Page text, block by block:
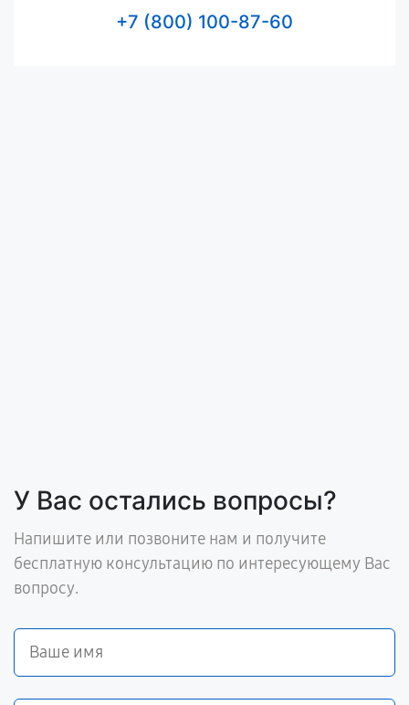
+7 (800) 100-87-60
У Вас остались вопросы?
Напишите или позвоните нам и получите
бесплатную консультацию по интересующему Вас
вопросу.